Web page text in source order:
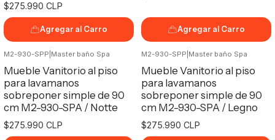
$275.990 CLP
Agregar al Carro Agregar al Carro
M2-930-SPP Master baño Spa
Mueble Vanitorio al piso
para lavamanos
sobreponer simple de 90
cm M2-930-SPA / Notte
$275.990 CLP
M2-930-SPP Master baño Spa
Mueble Vanitorio al piso
para lavamanos
sobreponer simple de 90
cm M2-930-SPA / Legno
$275.990 CLP